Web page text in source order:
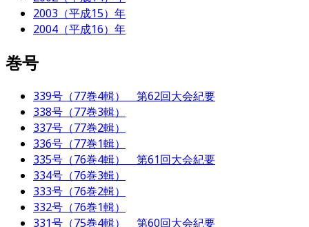
2003（平成15）年
2004（平成16）年
巻号
339号（77巻4輯） 第62回大会紀要
338号（77巻3輯）
337号（77巻2輯）
336号（77巻1輯）
335号（76巻4輯） 第61回大会紀要
334号（76巻3輯）
333号（76巻2輯）
332号（76巻1輯）
331号（75巻4輯） 第60回大会紀要